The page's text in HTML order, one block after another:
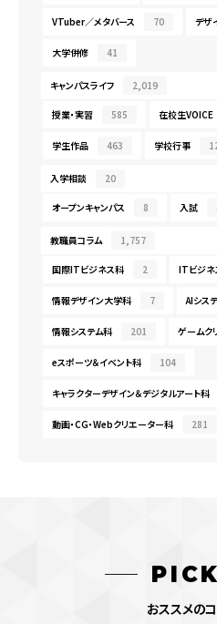
VTuber／メタバース 70 デザ
大学併修 41
キャンパスライフ 2,019
授業・実習 585 在校生VOICE
学生作品 463 学校行事
入学相談 20
オープンキャンパス 8 入試
教職員コラム 1,757
国際ITビジネス科 2 ITビジネ
情報デザイン大学科 7 AIシス
情報システム科 201 ゲームク
eスポーツ＆イベント科 104
キャラクターデザイン＆デジタルアート科
動画・CG・Webクリエーター科 281
おススメの